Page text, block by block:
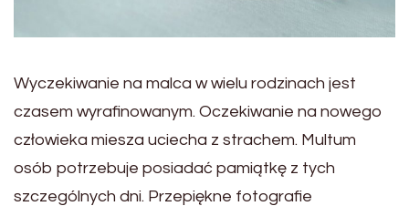
Wyczekiwanie na malca w wielu rodzinach jest
czasem wyrafinowanym. Oczekiwanie na nowego
człowieka miesza uciecha z strachem. Multum
osób potrzebuje posiadać pamiątkę z tych
szczególnych dni. Przepiękne fotografie